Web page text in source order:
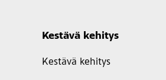
Kestävä kehitys
Kestävä kehitys